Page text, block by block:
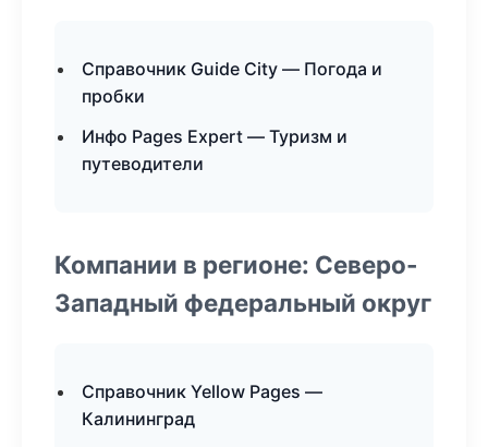
Справочник Guide City — Погода и
пробки
Инфо Pages Expert — Туризм и
путеводители
Компании в регионе: Северо-
Западный федеральный округ
Справочник Yellow Pages —
Калининград